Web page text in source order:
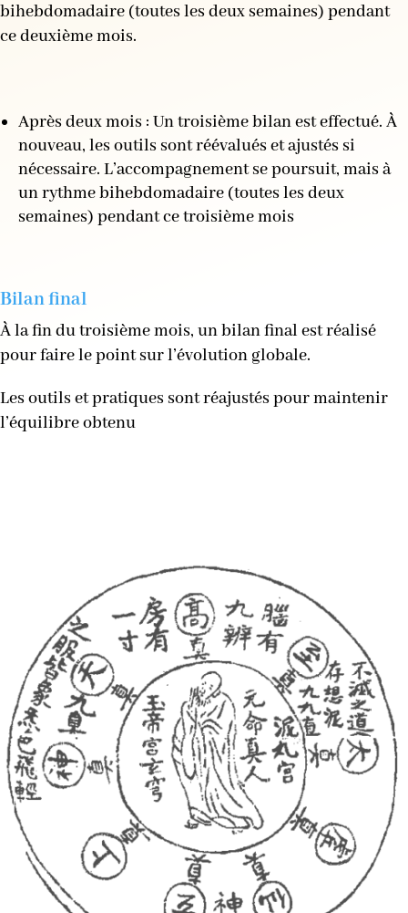
bihebdomadaire (toutes les deux semaines) pendant
ce deuxième mois.
Après deux mois : Un troisième bilan est effectué. À
nouveau, les outils sont réévalués et ajustés si
nécessaire. L’accompagnement se poursuit, mais à
un rythme bihebdomadaire (toutes les deux
semaines) pendant ce troisième mois
Bilan final
À la fin du troisième mois, un bilan final est réalisé
pour faire le point sur l’évolution globale.
Les outils et pratiques sont réajustés pour maintenir
l’équilibre obtenu